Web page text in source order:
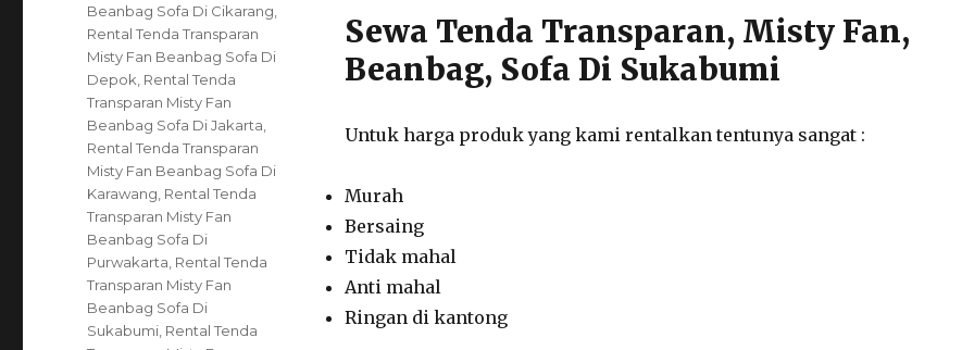
Sewa Tenda Transparan, Misty Fan,
Beanbag, Sofa Di Sukabumi
Untuk harga produk yang kami rentalkan tentunya sangat :
Murah
Bersaing
Tidak mahal
Anti mahal
Ringan di kantong
Beanbag Sofa Di Cikarang
Rental Tenda Transparan
Misty Fan Beanbag Sofa Di
Depok Rental Tenda
Transparan Misty Fan
Beanbag Sofa Di Jakarta
Rental Tenda Transparan
Misty Fan Beanbag Sofa Di
Karawang Rental Tenda
Transparan Misty Fan
Beanbag Sofa Di
Purwakarta Rental Tenda
Transparan Misty Fan
Beanbag Sofa Di
Sukabumi Rental Tenda